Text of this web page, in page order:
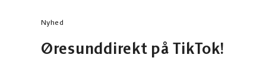
Nyhed
Øresunddirekt på TikTok!